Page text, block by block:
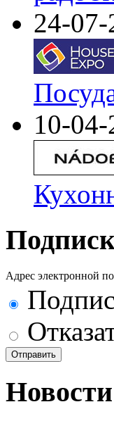
24-07-
10-
Адрес электронной
Новости